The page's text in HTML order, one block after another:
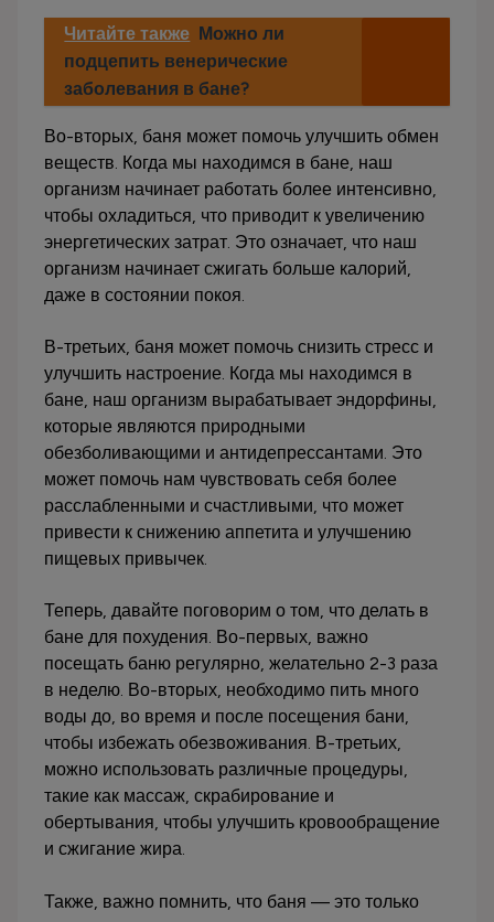
Читайте также Можно ли
подцепить венерические
заболевания в бане?
Во-вторых, баня может помочь улучшить обмен
веществ. Когда мы находимся в бане, наш
организм начинает работать более интенсивно,
чтобы охладиться, что приводит к увеличению
энергетических затрат. Это означает, что наш
организм начинает сжигать больше калорий,
даже в состоянии покоя.
В-третьих, баня может помочь снизить стресс и
улучшить настроение. Когда мы находимся в
бане, наш организм вырабатывает эндорфины,
которые являются природными
обезболивающими и антидепрессантами. Это
может помочь нам чувствовать себя более
расслабленными и счастливыми, что может
привести к снижению аппетита и улучшению
пищевых привычек.
Теперь, давайте поговорим о том, что делать в
бане для похудения. Во-первых, важно
посещать баню регулярно, желательно 2-3 раза
в неделю. Во-вторых, необходимо пить много
воды до, во время и после посещения бани,
чтобы избежать обезвоживания. В-третьих,
можно использовать различные процедуры,
такие как массаж, скрабирование и
обертывания, чтобы улучшить кровообращение
и сжигание жира.
Также, важно помнить, что баня — это только